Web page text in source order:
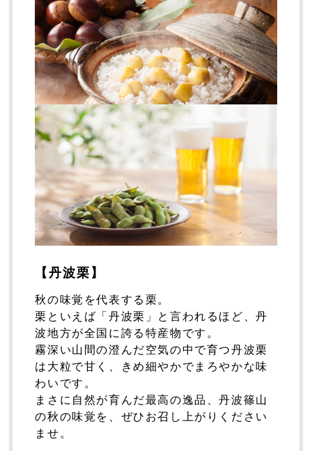
丹波おはぎ
黒豆煮 | 栗甘露煮
黒大豆 | 大納言小豆
米・餅
スイーツ・お菓子
お歳暮ギフト
丹波栗・黒枝豆
佃煮・惣菜・調味料
【丹波栗】
秋の味覚を代表する栗。
栗といえば「丹波栗」と言われるほど、丹
波地方が全国に誇る特産物です。
霧深い山間の澄んだ空気の中で育つ丹波栗
は大粒で甘く、きめ細やかでまろやかな味
わいです。
まさに自然が育んだ最高の逸品、丹波篠山
の秋の味覚を、ぜひお召し上がりください
ませ。